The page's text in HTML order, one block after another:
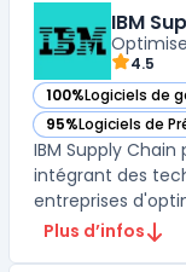
IBM
4.5
100%Logiciels de
— voir IBM Supply
95%Logiciels de
— voir IBM Supply
IBM Supply
intégrant des
entreprises
Plus d’infos